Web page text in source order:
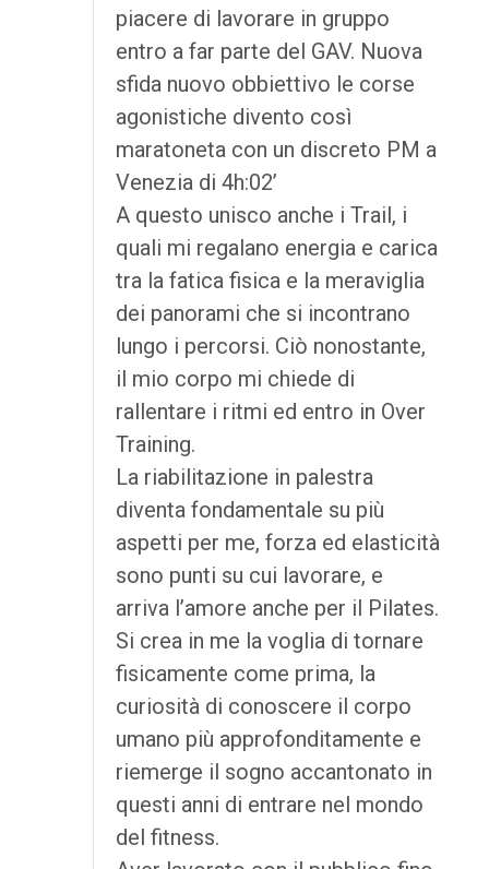
piacere di lavorare in gruppo
entro a far parte del GAV. Nuova
sfida nuovo obbiettivo le corse
agonistiche divento così
maratoneta con un discreto PM a
Venezia di 4h:02’
A questo unisco anche i Trail, i
quali mi regalano energia e carica
tra la fatica fisica e la meraviglia
dei panorami che si incontrano
lungo i percorsi. Ciò nonostante,
il mio corpo mi chiede di
rallentare i ritmi ed entro in Over
Training.
La riabilitazione in palestra
diventa fondamentale su più
aspetti per me, forza ed elasticità
sono punti su cui lavorare, e
arriva l’amore anche per il Pilates.
Si crea in me la voglia di tornare
fisicamente come prima, la
curiosità di conoscere il corpo
umano più approfonditamente e
riemerge il sogno accantonato in
questi anni di entrare nel mondo
del fitness.